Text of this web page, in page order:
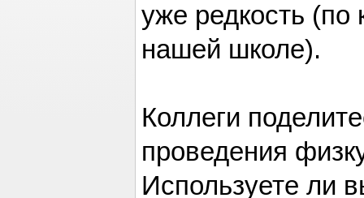
уже редкость (по
нашей школе).
Коллеги
проведения
Используете ли